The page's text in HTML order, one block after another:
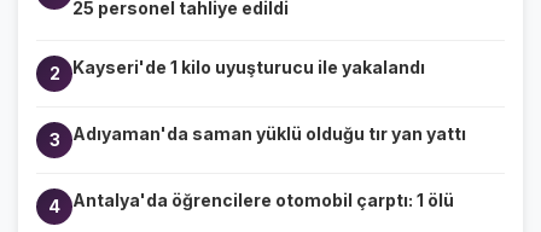
25 personel tahliye edildi
2 Kayseri'de 1 kilo uyuşturucu ile yakalandı
3 Adıyaman'da saman yüklü olduğu tır yan yattı
4 Antalya'da öğrencilere otomobil çarptı: 1 ölü